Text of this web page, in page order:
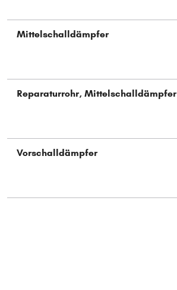
Mittelschalldämpfer
Reparaturrohr, Mittelschalldämpfer
Vorschalldämpfer